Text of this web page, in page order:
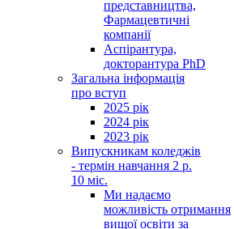
представництва,
Фармацевтичні
компанії
Аспірантура,
докторантура PhD
Загальна інформація
про вступ
2025 рік
2024 рік
2023 рік
Випускникам коледжів
- термін навчання 2 р.
10 міс.
Ми надаємо
можливість отримання
вищої освіти за